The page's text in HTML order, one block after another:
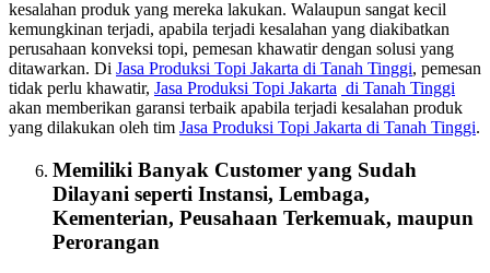
kesalahan produk yang mereka lakukan. Walaupun sangat kecil
kemungkinan terjadi, apabila terjadi kesalahan yang diakibatkan
perusahaan konveksi topi, pemesan khawatir dengan solusi yang
ditawarkan. Di Jasa Produksi Topi Jakarta di Tanah Tinggi, pemesan
tidak perlu khawatir, Jasa Produksi Topi Jakarta di Tanah Tinggi
akan memberikan garansi terbaik apabila terjadi kesalahan produk
yang dilakukan oleh tim Jasa Produksi Topi Jakarta di Tanah Tinggi.
Memiliki Banyak Customer yang Sudah
Dilayani seperti Instansi, Lembaga,
Kementerian, Peusahaan Terkemuak, maupun
Perorangan